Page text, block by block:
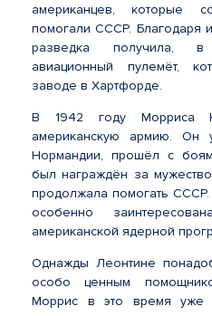
американцев, которые
помогали СССР. Благодаря
разведка получила, в
авиационный пулемёт,
заводе в Хартфорде.
В 1942 году Морриса
американскую армию. Он
Нормандии, прошёл с
был награждён за
продолжала помогать
особенно
американской ядерной
Однажды Леонтине
особо ценным
Моррис в это время